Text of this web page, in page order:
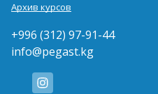
Архив курсов
+996 (312) 97-91-44
info@pegast.kg